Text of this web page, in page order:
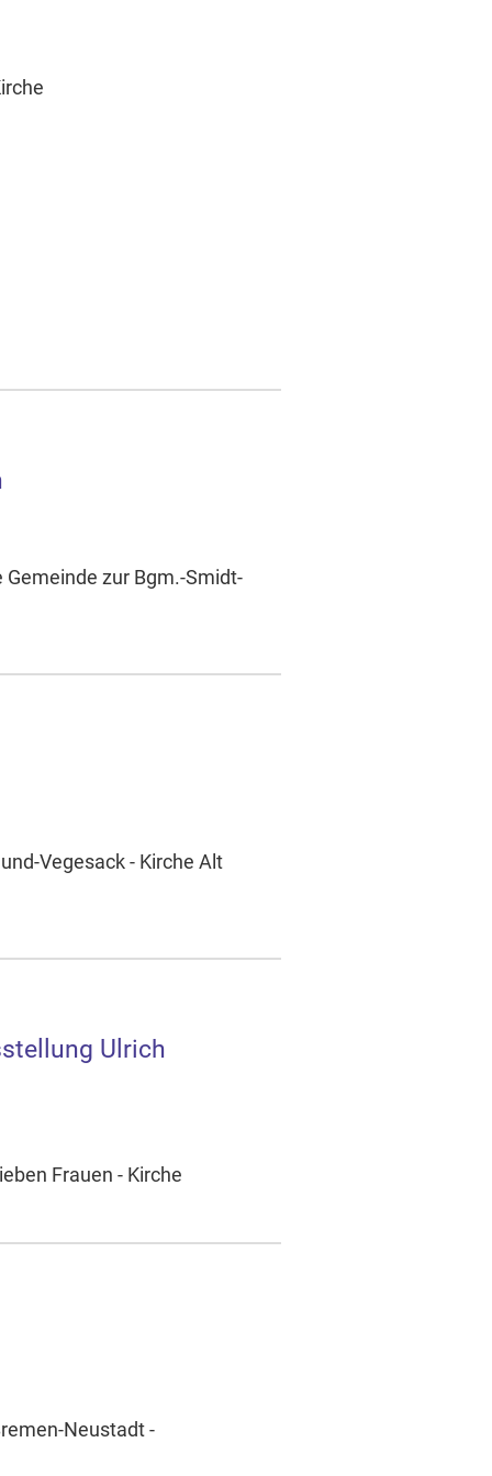
zur Bgm.-Smidt-
Vegesack - Kirche Alt
Ulrich
Frauen - Kirche
Neustadt -